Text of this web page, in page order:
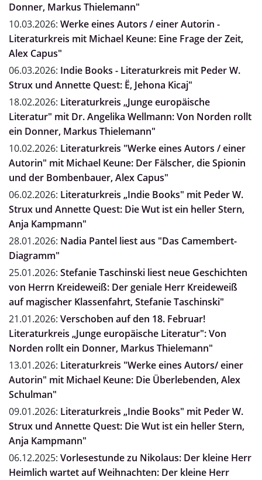
Donner, Markus Thielemann"
10.03.2026: Werke eines Autors / einer Autorin -
Literaturkreis mit Michael Keune: Eine Frage der Zeit,
Alex Capus"
06.03.2026: Indie Books - Literaturkreis mit Peder W.
Strux und Annette Quest: Ë, Jehona Kicaj"
18.02.2026: Literaturkreis „Junge europäische
Literatur" mit Dr. Angelika Wellmann: Von Norden rollt
ein Donner, Markus Thielemann"
10.02.2026: Literaturkreis "Werke eines Autors / einer
Autorin" mit Michael Keune: Der Fälscher, die Spionin
und der Bombenbauer, Alex Capus"
06.02.2026: Literaturkreis „Indie Books" mit Peder W.
Strux und Annette Quest: Die Wut ist ein heller Stern,
Anja Kampmann"
28.01.2026: Nadia Pantel liest aus "Das Camembert-
Diagramm"
25.01.2026: Stefanie Taschinski liest neue Geschichten
von Herrn Kreideweiß: Der geniale Herr Kreideweiß
auf magischer Klassenfahrt, Stefanie Taschinski"
21.01.2026: Verschoben auf den 18. Februar!
Literaturkreis „Junge europäische Literatur": Von
Norden rollt ein Donner, Markus Thielemann"
13.01.2026: Literaturkreis "Werke eines Autors/ einer
Autorin" mit Michael Keune: Die Überlebenden, Alex
Schulman"
09.01.2026: Literaturkreis „Indie Books" mit Peder W.
Strux und Annette Quest: Die Wut ist ein heller Stern,
Anja Kampmann"
06.12.2025: Vorlesestunde zu Nikolaus: Der kleine Herr
Heimlich wartet auf Weihnachten: Der kleine Herr